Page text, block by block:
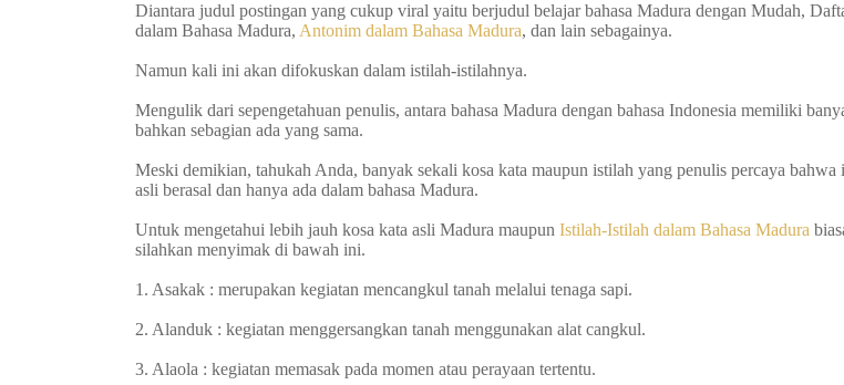
Diantara judul postingan yang cukup viral yaitu berjudul belajar bahasa Madura dengan Mudah,
dalam Bahasa Madura, Antonim dalam Bahasa Madura, dan lain sebagainya.
Namun kali ini akan difokuskan dalam istilah-istilahnya.
Mengulik dari sepengetahuan penulis, antara bahasa Madura dengan bahasa Indonesia memiliki
bahkan sebagian ada yang sama.
Meski demikian, tahukah Anda, banyak sekali kosa kata maupun istilah yang penulis percaya bahwa
asli berasal dan hanya ada dalam bahasa Madura.
Untuk mengetahui lebih jauh kosa kata asli Madura maupun Istilah-Istilah dalam Bahasa Madura
silahkan menyimak di bawah ini.
1. Asakak : merupakan kegiatan mencangkul tanah melalui tenaga sapi.
2. Alanduk : kegiatan menggersangkan tanah menggunakan alat cangkul.
3. Alaola : kegiatan memasak pada momen atau perayaan tertentu.